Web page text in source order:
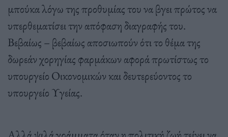
μπούκα λόγω της προθυμίας του να βγει πρώτος να
υπερθεματίσει την απόφαση διαγραφής του.
Βεβαίως – βεβαίως αποσιωπούν ότι το θέμα της
δωρεάν χορηγίας φαρμάκων αφορά πρωτίστως το
υπουργείο Οικονομικών και δευτερεύοντος το
υπουργείο Υγείας.